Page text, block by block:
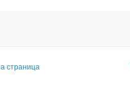
страница